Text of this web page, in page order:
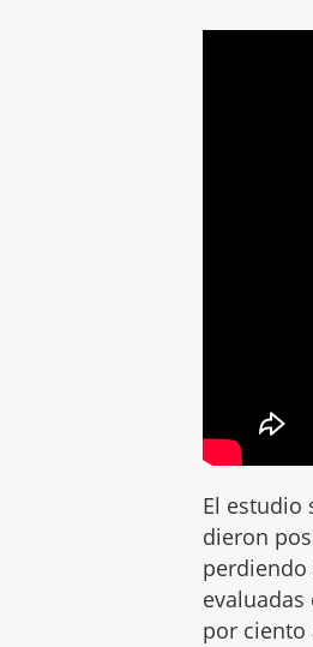
El estudio
dieron
perdiendo
por ciento